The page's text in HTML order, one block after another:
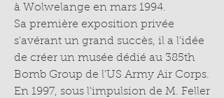
à Wolwelange en mars 1994.
Sa première exposition privée
s'avérant un grand succès, il a l'idée
de créer un musée dédié au 385th
Bomb Group de l'US Army Air Corps.
En 1997, sous l'impulsion de M. Feller